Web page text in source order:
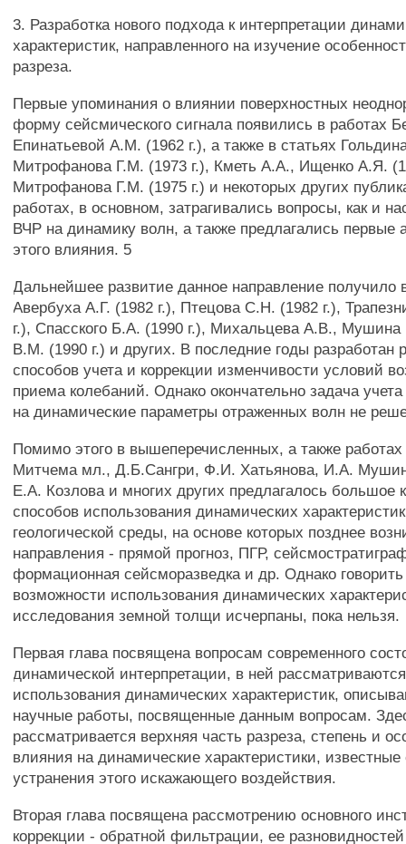
3. Разработка нового подхода к интерпретации
характеристик, направленного на изучение
разреза.
Первые упоминания о влиянии поверхностных
форму сейсмического сигнала появились в работах
Епинатьевой A.M. (1962 г.), а также в статьях
Митрофанова Г.М. (1973 г.), Кметь A.A., Ищенко А.Я.
Митрофанова Г.М. (1975 г.) и некоторых других
работах, в основном, затрагивались вопросы, как и
ВЧР на динамику волн, а также предлагались первые
этого влияния. 5
Дальнейшее развитие данное направление получило
Авербуха А.Г. (1982 г.), Птецова С.Н. (1982 г.),
г.), Спасского Б.А. (1990 г.), Михальцева A.B.,
В.М. (1990 г.) и других. В последние годы разработан
способов учета и коррекции изменчивости условий
приема колебаний. Однако окончательно задача
на динамические параметры отраженных волн не
Помимо этого в вышеперечисленных, а также
Митчема мл., Д.Б.Сангри, Ф.И. Хатьянова, И.А.
Е.А. Козлова и многих других предлагалось большое
способов использования динамических
геологической среды, на основе которых позднее
направления - прямой прогноз, ПГР,
формационная сейсморазведка и др. Однако
возможности использования динамических
исследования земной толщи исчерпаны, пока нельзя.
Первая глава посвящена вопросам современного
динамической интерпретации, в ней
использования динамических характеристик,
научные работы, посвященные данным вопросам.
рассматривается верхняя часть разреза, степень и
влияния на динамические характеристики,
устранения этого искажающего воздействия.
Вторая глава посвящена рассмотрению основного
коррекции - обратной фильтрации, ее